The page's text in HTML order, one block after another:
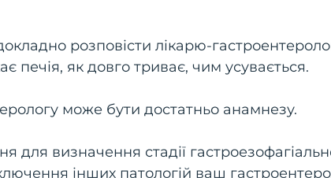
розповісти лікарю-
печія, як довго триває, чим усувається.
може бути достатньо анамнезу.
для визначення стадії
інших патологій ваш